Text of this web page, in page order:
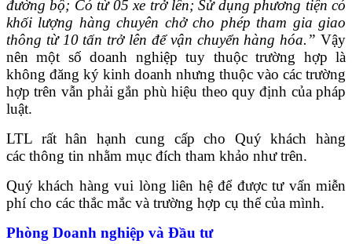
đường bộ; Có từ 05 xe trở lên; Sử dụng phương tiện có
khối lượng hàng chuyên chở cho phép tham gia giao
thông từ 10 tấn trở lên để vận chuyển hàng hóa.” Vậy
nên một số doanh nghiệp tuy thuộc trường hợp là
không đăng ký kinh doanh nhưng thuộc vào các trường
hợp trên vẫn phải gắn phù hiệu theo quy định của pháp
luật.
LTL rất hân hạnh cung cấp cho Quý khách hàng
các thông tin nhằm mục đích tham khảo như trên.
Quý khách hàng vui lòng liên hệ để được tư vấn miễn
phí cho các thắc mắc và trường hợp cụ thể của mình.
Phòng Doanh nghiệp và Đầu tư